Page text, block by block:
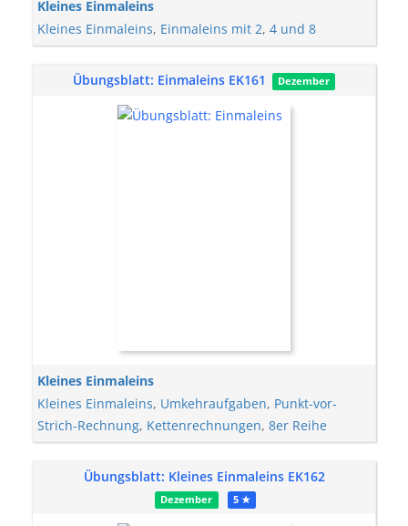
Kleines Einmaleins
Kleines Einmaleins, Einmaleins mit 2, 4 und 8
Übungsblatt: Einmaleins EK161 Dezember
Kleines Einmaleins
Kleines Einmaleins, Umkehraufgaben, Punkt-vor-
Strich-Rechnung, Kettenrechnungen, 8er Reihe
Übungsblatt: Kleines Einmaleins EK162
Dezember 5 ★